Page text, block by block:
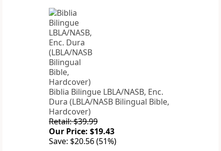
Biblia Bilingue LBLA/NASB, Enc.
Dura (LBLA/NASB Bilingual Bible,
Hardcover)
Retail: $39.99
Our Price: $19.43
Save: $20.56 (51%)